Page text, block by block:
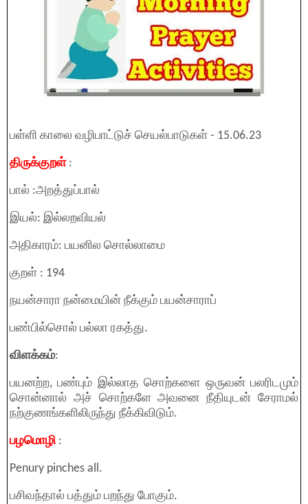
பள்ளி காலை வழிபாட்டுச் செயல்பாடுகள் - 15.06.23
திருக்குறள்:
பால் :அறத்துப்பால்
இயல்: இல்லறவியல்
அதிகாரம்: பயனில சொல்லாமை
குறள் : 194
நயன்சாரா நன்மையின் நீக்கும் பயன்சாராப்
பண்பில்சொல் பல்லா ரகத்து.
விளக்கம்:
பயனற்ற, பண்பும் இல்லாத சொற்களை ஒருவன் பலரிடமும்
சொன்னால் அச் சொற்களே அவனை நீதியுடன் சேராமல்
நற்குணங்களிலிருந்து நீக்கிவிடும்.
பழமொழி :
Penury pinches all.
பசிவந்தால் பத்தும் பறந்து போகும்.